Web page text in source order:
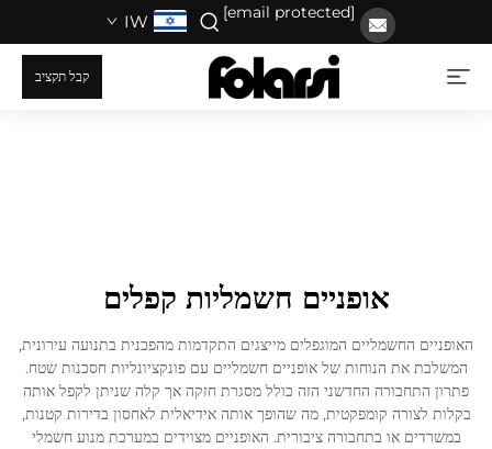
[email protected]
IW
קבל תקציב
אופניים חשמליות קפלים
האופניים החשמליים המוגפלים מייצגים התקדמות מהפכנית בתנועה עירונית,
המשלבת את הנוחות של אופניים חשמליים עם פונקציונליות חסכנות שטח.
פתרון התחבורה החדשני הזה כולל מסגרת חזקה אך קלה שניתן לקפל אותה
בקלות לצורה קומפקטית, מה שהופך אותה אידיאלית לאחסון בדירות קטנות,
במשרדים או בתחבורה ציבורית. האופניים מצוידים במערכת מנוע חשמלי